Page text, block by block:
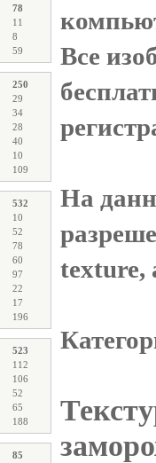
78
11
8
59
250
29
34
28
40
10
109
532
10
52
78
60
97
22
17
196
523
112
106
52
65
188
85
Все
На
texture,